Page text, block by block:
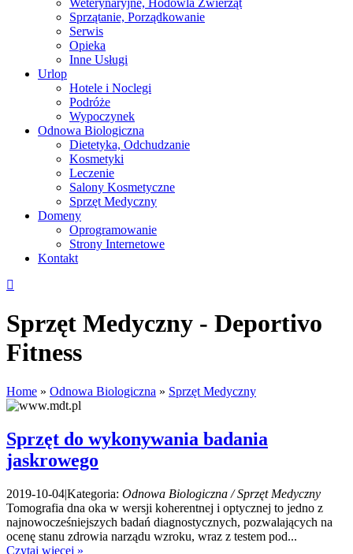
Weterynaryjne, Hodowla Zwierząt
Sprzątanie, Porządkowanie
Serwis
Opieka
Inne Usługi
Urlop
Hotele i Noclegi
Podróże
Wypoczynek
Odnowa Biologiczna
Dietetyka, Odchudzanie
Kosmetyki
Leczenie
Salony Kosmetyczne
Sprzęt Medyczny
Domeny
Oprogramowanie
Strony Internetowe
Kontakt
Sprzęt Medyczny - Deportivo
Fitness
Home » Odnowa Biologiczna » Sprzęt Medyczny
Sprzęt do wykonywania badania
jaskrowego
2019-10-04|Kategoria: Odnowa Biologiczna / Sprzęt Medyczny
Tomografia dna oka w wersji koherentnej i optycznej to jedno z
najnowocześniejszych badań diagnostycznych, pozwalających na
ocenę stanu zdrowia narządu wzroku, wraz z testem pod...
Czytaj więcej »